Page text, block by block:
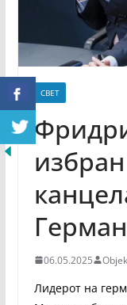
СВЕТ
06.05.2025
Лидерот на